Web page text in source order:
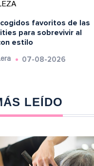
favoritos de las
para sobrevivir al
estilo
07-08-2026
LEÍDO